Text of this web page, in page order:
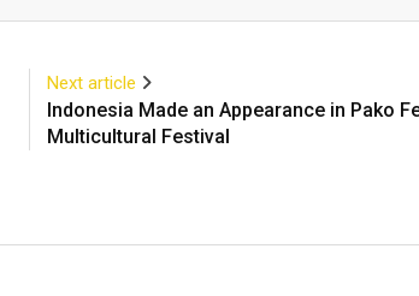
Next article
Indonesia Made an Appearance in Pako
Multicultural Festival